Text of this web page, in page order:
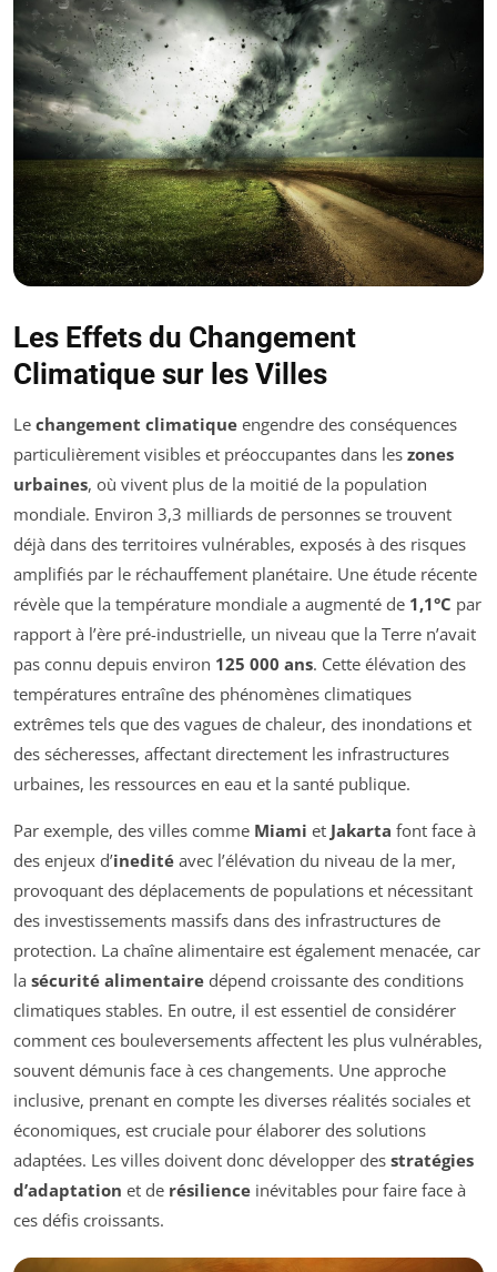
Les Effets du Changement
Climatique sur les Villes
Le changement climatique engendre des conséquences
particulièrement visibles et préoccupantes dans les zones
urbaines, où vivent plus de la moitié de la population
mondiale. Environ 3,3 milliards de personnes se trouvent
déjà dans des territoires vulnérables, exposés à des risques
amplifiés par le réchauffement planétaire. Une étude récente
révèle que la température mondiale a augmenté de 1,1°C par
rapport à l’ère pré-industrielle, un niveau que la Terre n’avait
pas connu depuis environ 125 000 ans. Cette élévation des
températures entraîne des phénomènes climatiques
extrêmes tels que des vagues de chaleur, des inondations et
des sécheresses, affectant directement les infrastructures
urbaines, les ressources en eau et la santé publique.
Par exemple, des villes comme Miami et Jakarta font face à
des enjeux d’inedité avec l’élévation du niveau de la mer,
provoquant des déplacements de populations et nécessitant
des investissements massifs dans des infrastructures de
protection. La chaîne alimentaire est également menacée, car
la sécurité alimentaire dépend croissante des conditions
climatiques stables. En outre, il est essentiel de considérer
comment ces bouleversements affectent les plus vulnérables,
souvent démunis face à ces changements. Une approche
inclusive, prenant en compte les diverses réalités sociales et
économiques, est cruciale pour élaborer des solutions
adaptées. Les villes doivent donc développer des stratégies
d’adaptation et de résilience inévitables pour faire face à
ces défis croissants.